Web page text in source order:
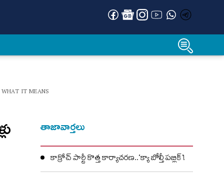
IT MEANS
తాజావార్తలు
కాక్రోచ్ పార్టీ కొత్త కార్యాచరణ..‘క్యా బోల్తీ పబ్లిక్’!